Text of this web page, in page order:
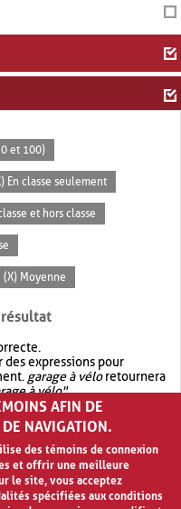
et 100)
En classe seulement
et hors classe
(X) Moyenne
expressions pour
garage à véloretournera
à vélo".
avec OR.garage OR vélo
quegarage à vélo
AFIN DE
DE NAVIGATION.
des témoins de connexion
et offrir une meilleure
le site, vous acceptez
spécifiées aux conditions